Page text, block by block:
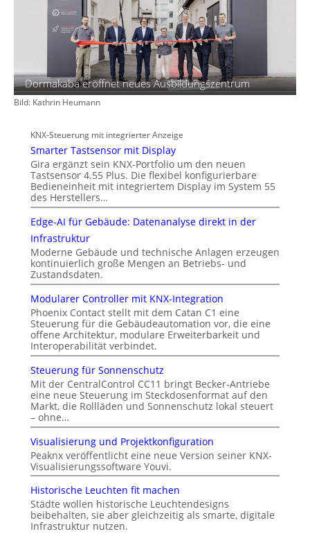
f
t
Dormakaba eröffnet neues Ausbildungszentrum
Bild: Kathrin Heumann
KNX-Steuerung mit integrierter Anzeige
Smarter Tastsensor mit Display
Gira ergänzt sein KNX-Portfolio um den neuen
Tastsensor 4.55 Plus. Die flexibel konfigurierbare
Bedieneinheit mit integriertem Display im System 55
des Herstellers…
Edge-AI für Gebäude: Datenanalyse direkt in der
Infrastruktur
Moderne Gebäude und technische Anlagen erzeugen
kontinuierlich große Mengen an Betriebs- und
Zustandsdaten.
Modularer Controller mit KNX-Integration
Phoenix Contact stellt mit dem Catan C1 eine
Steuerung für die Gebäudeautomation vor, die eine
offene Architektur, modulare Erweiterbarkeit und
Interoperabilität verbindet.
Steuerung für Sonnenschutz
Mit der CentralControl CC11 bringt Becker-Antriebe
eine neue Steuerung im Steckdosenformat auf den
Markt, die Rollläden und Sonnenschutz lokal steuert
– ohne…
Visualisierung und Projektkonfiguration
Peaknx veröffentlicht eine neue Version seiner KNX-
Visualisierungssoftware Youvi.
Historische Leuchten fit machen
Städte wollen historische Leuchtendesigns
beibehalten, sie aber gleichzeitig als smarte, digitale
Infrastruktur nutzen.